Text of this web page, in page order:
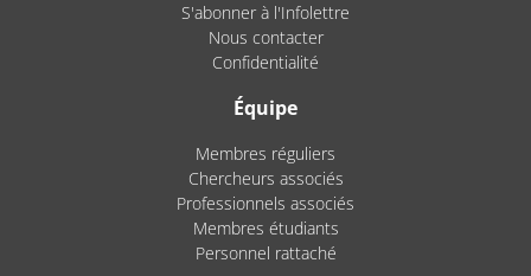
S'abonner à l'Infolettre
Nous contacter
Confidentialité
Équipe
Membres réguliers
Chercheurs associés
Professionnels associés
Membres étudiants
Personnel rattaché